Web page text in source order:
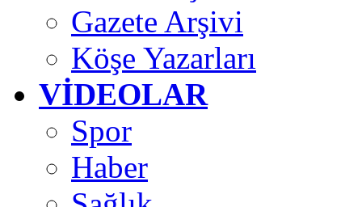
Gazete Arşivi
Köşe Yazarları
VİDEOLAR
Spor
Haber